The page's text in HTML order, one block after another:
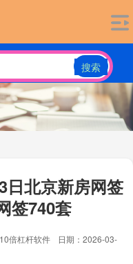
搜索
日北京新房网签
签740套
倍杠杆软件
日期：2026-03-